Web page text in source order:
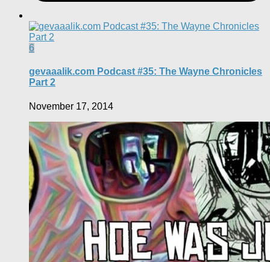
6
gevaaalik.com Podcast #35: The Wayne Chronicles
Part 2
November 17, 2014